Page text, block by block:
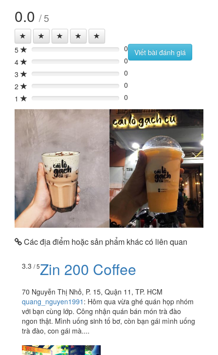
0.0 / 5
5 0%
0
4
0%
0
3
0%
0
2
0%
0
1
0% 0
Viết bài đánh giá
Các địa điểm hoặc sản phẩm khác có liên quan
3.3 / 5Zin 200 Coffee
70 Nguyễn Thị Nhỏ, P. 15, Quận 11, TP. HCM
quang_nguyen1991 : Hôm qua vừa ghé quán họp nhóm
với bạn cùng lớp. Công nhận quán bán món trà đào
ngon thật. Mình uống sinh tố bơ, còn bạn gái mình uống
trà đào, con gái mà....